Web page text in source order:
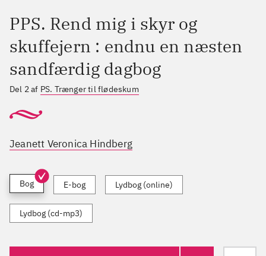
PPS. Rend mig i skyr og
skuffejern : endnu en næsten
sandfærdig dagbog
Del 2 af PS. Trænger til flødeskum
Jeanett Veronica Hindberg
Bog E-bog Lydbog (online)
Lydbog (cd-mp3)